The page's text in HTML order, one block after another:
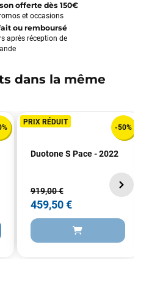
offerte dès 150€
et occasions
ou remboursé
après réception de
dans la même
PRIX RÉDUIT
-50%
Duotone S Pace - 2022
919,00 €
459,50 €